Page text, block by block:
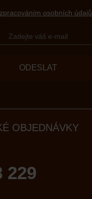
zpracováním osobních údajů
ODESLAT
OBJEDNÁVKY
229